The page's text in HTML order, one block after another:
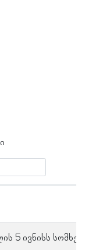
5 ივნისს